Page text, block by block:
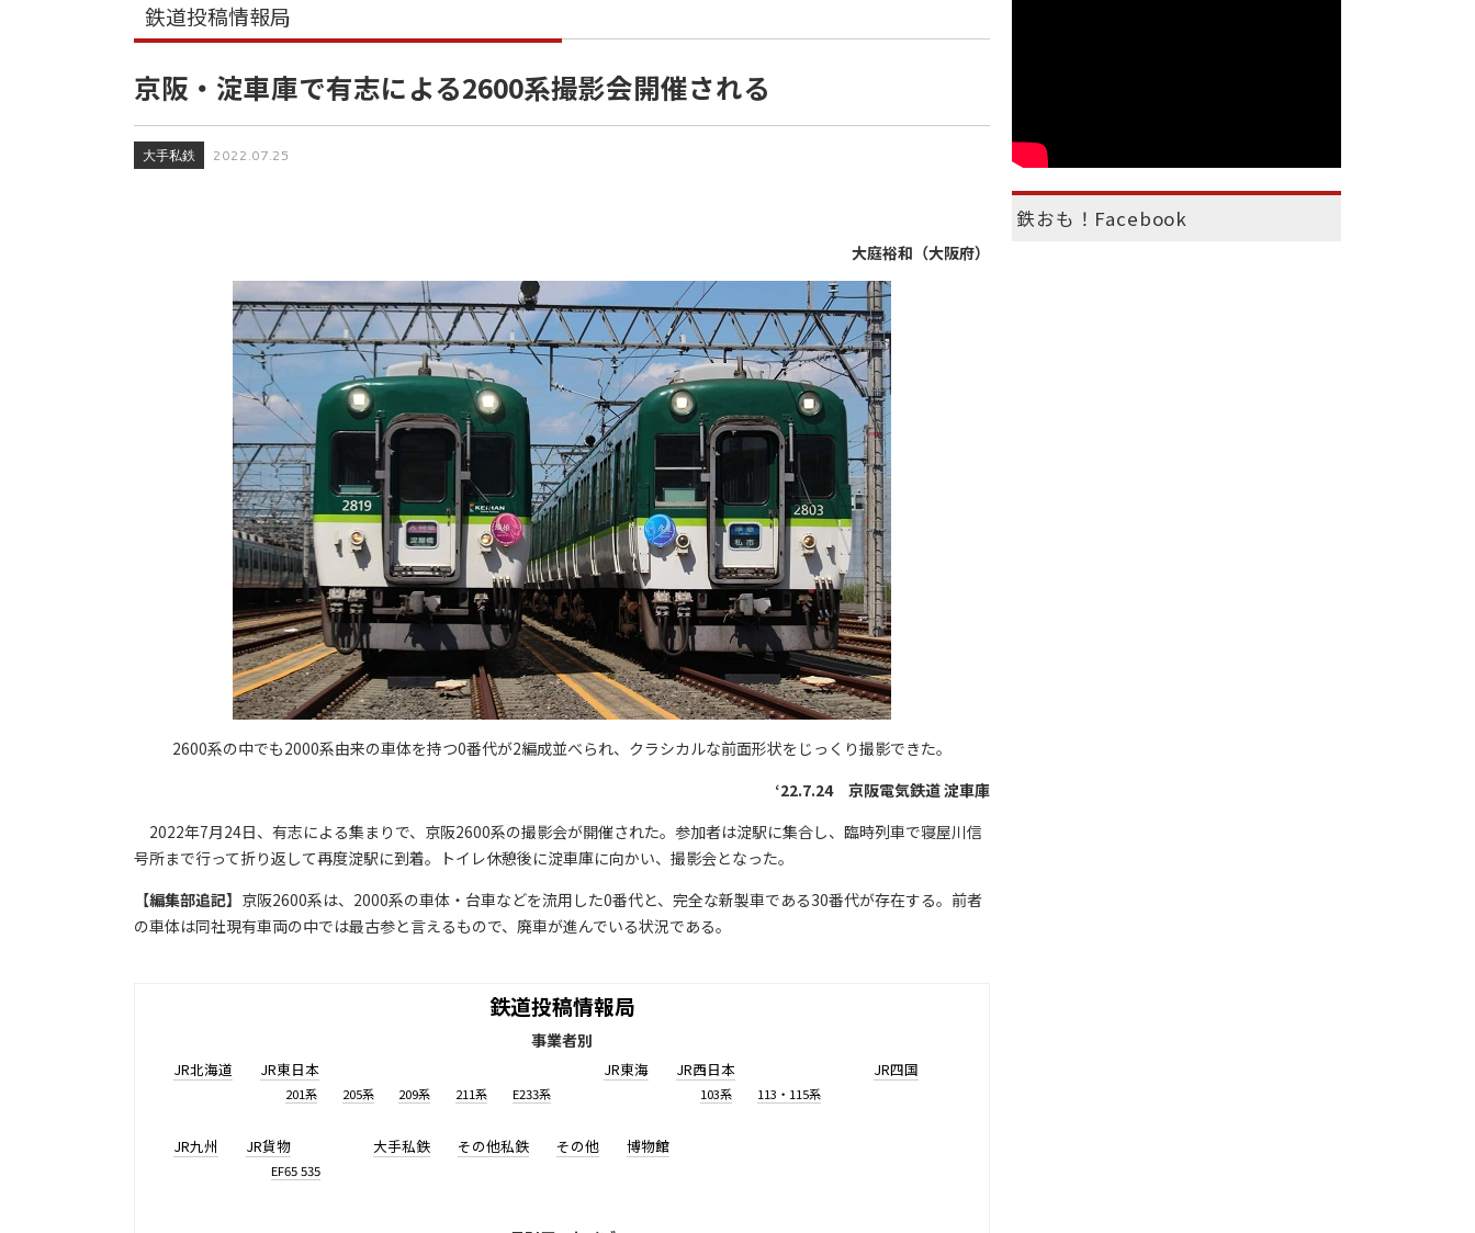
鉄道投稿情報局
京阪・淀車庫で有志による2600系撮影会開催される
大手私鉄 2022.07.25
大庭裕和（大阪府）
2600系の中でも2000系由来の車体を持つ0番代が2編成並べられ、クラシカルな前面形状をじっくり撮影できた。
‘22.7.24 京阪電気鉄道 淀車庫
2022年7月24日、有志による集まりで、京阪2600系の撮影会が開催された。参加者は淀駅に集合し、臨時列車で寝屋川信
号所まで行って折り返して再度淀駅に到着。トイレ休憩後に淀車庫に向かい、撮影会となった。
【編集部追記】 京阪2600系は、2000系の車体・台車などを流用した0番代と、完全な新製車である30番代が存在する。前者
の車体は同社現有車両の中では最古参と言えるもので、廃車が進んでいる状況である。
鉄道投稿情報局
事業者別
JR北海道 JR東日本
201系 205系 209系 211系 E233系
JR東海 JR西日本
103系 113・115系
JR四国
JR九州 JR貨物
EF65 535
大手私鉄 その他私鉄 その他 博物館
鉄おも！Facebook